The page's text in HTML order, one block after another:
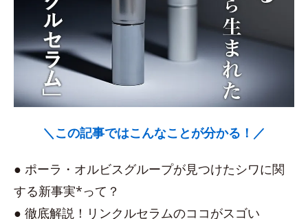
＼この記事ではこんなことが分かる！／
● ポーラ・オルビスグループが見つけたシワに関
する新事実*って？
● 徹底解説！リンクルセラムのココがスゴい